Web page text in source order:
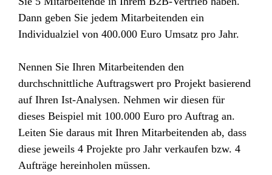
Dann geben Sie jedem Mitarbeitenden ein
Individualziel von 400.000 Euro Umsatz pro Jahr.
Nennen Sie Ihren Mitarbeitenden den
durchschnittliche Auftragswert pro Projekt basierend
auf Ihren Ist-Analysen. Nehmen wir diesen für
dieses Beispiel mit 100.000 Euro pro Auftrag an.
Leiten Sie daraus mit Ihren Mitarbeitenden ab, dass
diese jeweils 4 Projekte pro Jahr verkaufen bzw. 4
Aufträge hereinholen müssen.